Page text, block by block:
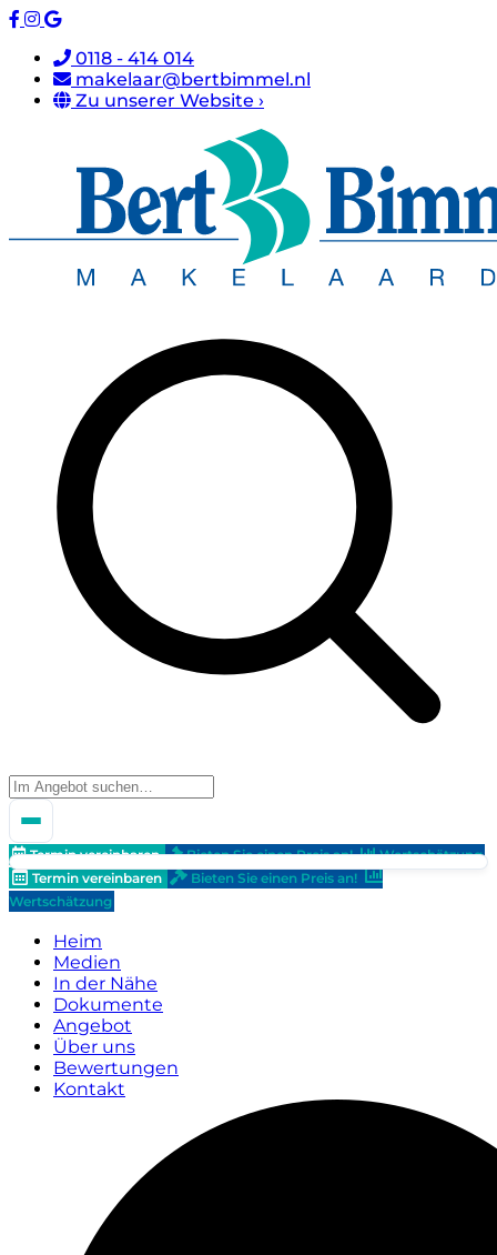
0118 - 414 014
makelaar@bertbimmel.nl
Zu unserer Website ›
Termin vereinbaren Bieten Sie einen Preis an!
Wertschätzung
Termin vereinbaren
Bieten Sie einen Preis an!
Wertschätzung
Heim
Medien
In der Nähe
Dokumente
Angebot
Über uns
Bewertungen
Kontakt